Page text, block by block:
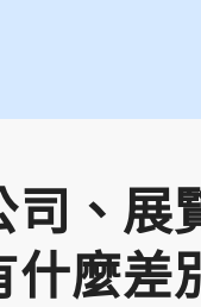
、展
什麼差